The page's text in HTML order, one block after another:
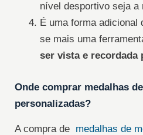
nível desportivo seja a
É uma forma adicional
se mais uma
ser vista e recordada
Onde comprar medalhas
personalizadas?
A compra de medalhas de